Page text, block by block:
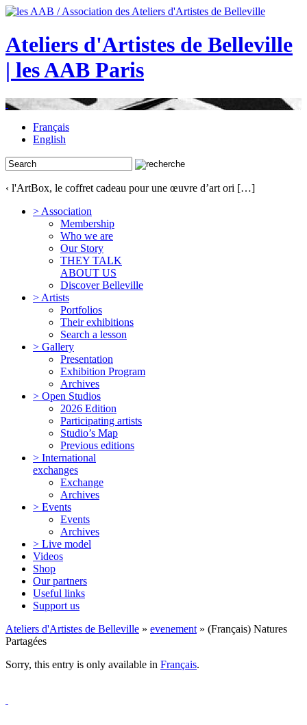
Ateliers d'Artistes de Belleville
| les AAB Paris
Français
English
‹ l'ArtBox, le coffret cadeau pour une œuvre d’art ori […]
> Association
Membership
Who we are
Our Story
THEY TALK
ABOUT US
Discover Belleville
> Artists
Portfolios
Their exhibitions
Search a lesson
> Gallery
Presentation
Exhibition Program
Archives
> Open Studios
2026 Edition
Participating artists
Studio’s Map
Previous editions
> International
exchanges
Exchange
Archives
> Events
Events
Archives
> Live model
Videos
Shop
Our partners
Useful links
Support us
Ateliers d'Artistes de Belleville » evenement » (Français) Natures
Partagées
Sorry, this entry is only available in Français.